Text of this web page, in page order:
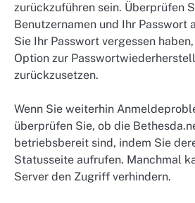
zurückzuführen sein. Überprüfen
Benutzernamen und Ihr Passwort
Sie Ihr Passwort vergessen
Option zur
zurückzusetzen.
Wenn Sie weiterhin
überprüfen Sie, ob die
betriebsbereit sind, indem Sie
Statusseite aufrufen. Manchmal
Server den Zugriff verhindern.